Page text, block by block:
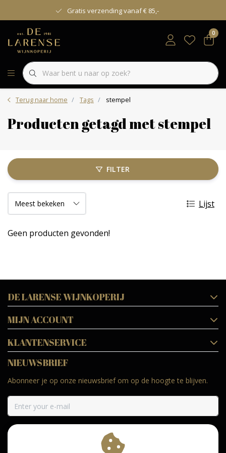
Gratis verzending vanaf € 85,-
0
Terug naar home Tags stempel
Producten getagd met stempel
FILTER
Lijst
Geen producten gevonden!
DE LARENSE WIJNKOPERIJ
MIJN ACCOUNT
KLANTENSERVICE
NIEUWSBRIEF
Abonneer je op onze nieuwsbrief om op de hoogte te blijven.